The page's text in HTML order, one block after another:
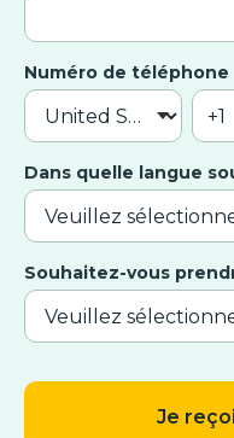
Numéro de téléphone
Dans quelle langue
Souhaitez-vous